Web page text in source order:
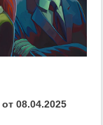
08.04.2025